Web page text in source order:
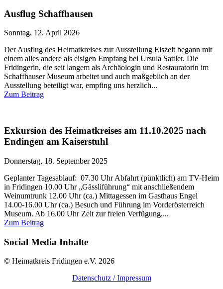
Ausflug Schaffhausen
Sonntag, 12. April 2026
Der Ausflug des Heimatkreises zur Ausstellung Eiszeit begann mit
einem alles andere als eisigen Empfang bei Ursula Sattler. Die
Fridingerin, die seit langem als Archäologin und Restauratorin im
Schaffhauser Museum arbeitet und auch maßgeblich an der
Ausstellung beteiligt war, empfing uns herzlich...
Zum Beitrag
Exkursion des Heimatkreises am 11.10.2025 nach
Endingen am Kaiserstuhl
Donnerstag, 18. September 2025
Geplanter Tagesablauf: 07.30 Uhr Abfahrt (pünktlich) am TV-Heim
in Fridingen 10.00 Uhr „Gässliführung“ mit anschließendem
Weinumtrunk 12.00 Uhr (ca.) Mittagessen im Gasthaus Engel
14.00-16.00 Uhr (ca.) Besuch und Führung im Vorderösterreich
Museum. Ab 16.00 Uhr Zeit zur freien Verfügung,...
Zum Beitrag
Social Media Inhalte
© Heimatkreis Fridingen e.V. 2026
Datenschutz / Impressum